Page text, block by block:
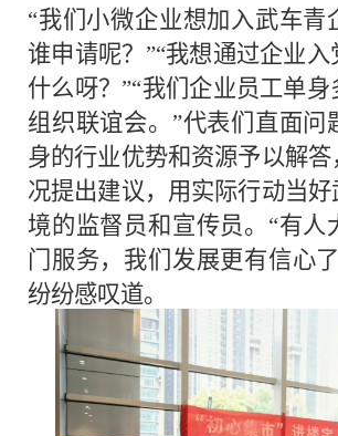
“我们小微企业想加入武车青
谁申请呢？”“我想通过企业
什么呀？”“我们企业员工单
组织联谊会。”代表们直面问
身的行业优势和资源予以解
况提出建议，用实际行动当
境的监督员和宣传员。“有人
门服务，我们发展更有信心
纷纷感叹道。